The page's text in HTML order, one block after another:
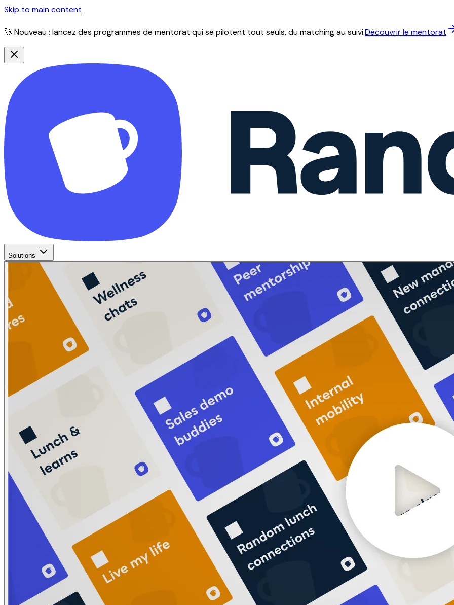
Skip to main content
🚀 Nouveau : lancez des programmes de mentorat qui se pilotent tout seuls, du matching au suivi.Découvrir le mentorat
Solutions